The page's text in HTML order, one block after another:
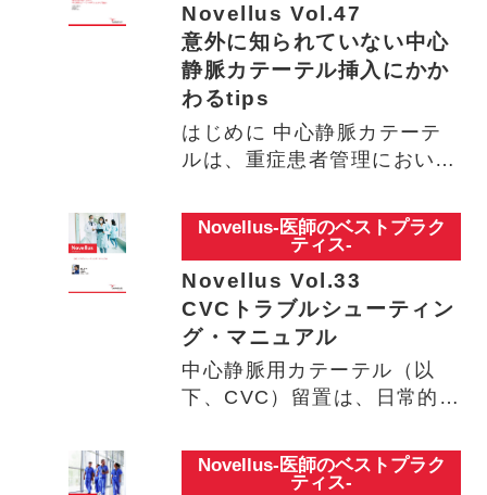
Novellus Vol.47
意外に知られていない中心
静脈カテーテル挿入にかか
わるtips
はじめに 中心静脈カテーテ
ルは、重症患者管理において
の…
Novellus-医師のベストプラク
ティス-
Novellus Vol.33
CVCトラブルシューティン
グ・マニュアル
中心静脈用カテーテル（以
下、CVC）留置は、日常的に
が…
Novellus-医師のベストプラク
ティス-